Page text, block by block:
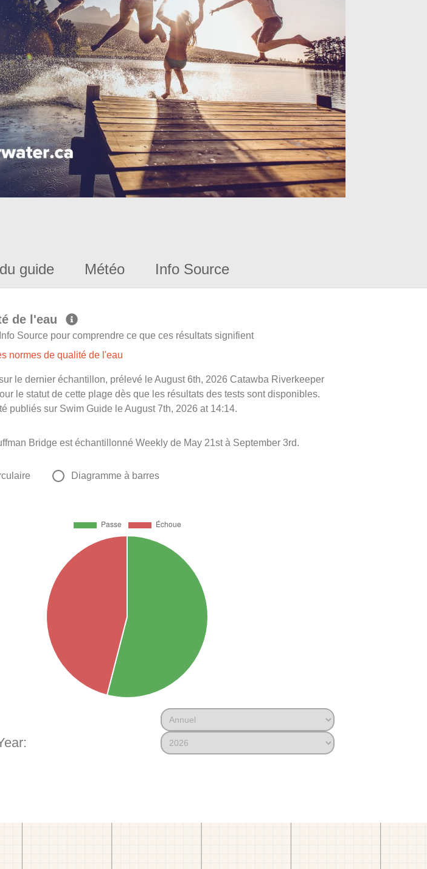
guide Météo Info Source
de l'eau
Source pour comprendre ce que ces résultats signifient
normes de qualité de l'eau
le dernier échantillon, prélevé le August 6th, 2026 Catawba Riverkeeper
le statut de cette plage dès que les résultats des tests sont disponibles.
publiés sur Swim Guide le August 7th, 2026 at 14:14.
Bridge est échantillonné Weekly de May 21st à September 3rd.
Diagramme à barres